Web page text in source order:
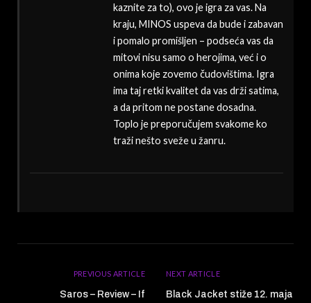
kaznite za to), ovo je igra za vas. Na
kraju, MINOS uspeva da bude i zabavan
i pomalo promišljen – podseća vas da
mitovi nisu samo o herojima, već i o
onima koje zovemo čudovištima. Igra
ima taj retki kvalitet da vas drži satima,
a da pritom ne postane dosadna.
Toplo je preporučujem svakome ko
traži nešto sveže u žanru.
PREVIOUS ARTICLE
Saros – Review – If
NEXT ARTICLE
Black Jacket stiže 12. maja